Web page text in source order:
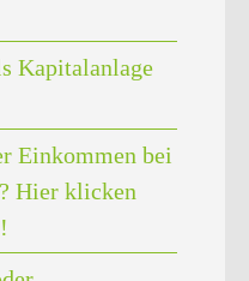
Kapitalanlage
Einkommen bei
Hier klicken